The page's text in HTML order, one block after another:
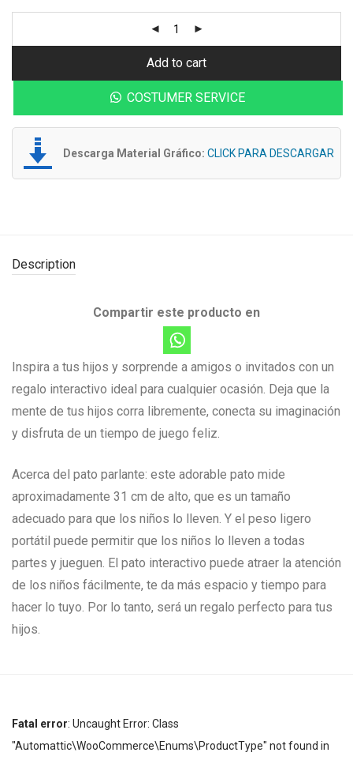
Add to cart
COSTUMER SERVICE
Descarga Material Gráfico: CLICK PARA DESCARGAR
Description
Compartir este producto en
Inspira a tus hijos y sorprende a amigos o invitados con un
regalo interactivo ideal para cualquier ocasión. Deja que la
mente de tus hijos corra libremente, conecta su imaginación
y disfruta de un tiempo de juego feliz.
Acerca del pato parlante: este adorable pato mide
aproximadamente 31 cm de alto, que es un tamaño
adecuado para que los niños lo lleven. Y el peso ligero
portátil puede permitir que los niños lo lleven a todas
partes y jueguen. El pato interactivo puede atraer la atención
de los niños fácilmente, te da más espacio y tiempo para
hacer lo tuyo. Por lo tanto, será un regalo perfecto para tus
hijos.
Fatal error: Uncaught Error: Class
"Automattic\WooCommerce\Enums\ProductType" not found in